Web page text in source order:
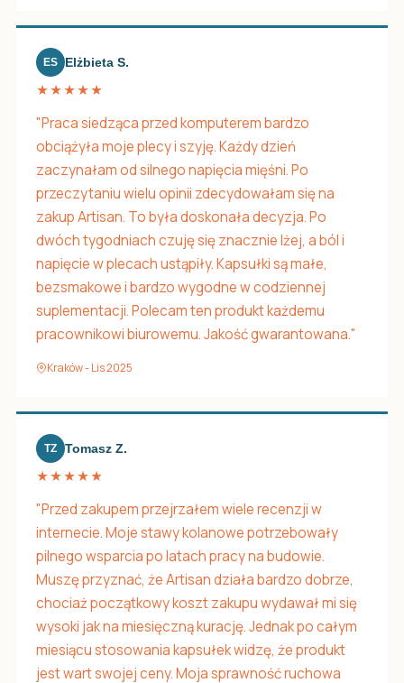
ES Elżbieta S.
★★★★★
"Praca siedząca przed komputerem bardzo
obciążyła moje plecy i szyję. Każdy dzień
zaczynałam od silnego napięcia mięśni. Po
przeczytaniu wielu opinii zdecydowałam się na
zakup Artisan. To była doskonała decyzja. Po
dwóch tygodniach czuję się znacznie lżej, a ból i
napięcie w plecach ustąpiły. Kapsułki są małe,
bezsmakowe i bardzo wygodne w codziennej
suplementacji. Polecam ten produkt każdemu
pracownikowi biurowemu. Jakość gwarantowana."
Kraków - Lis 2025
TZ Tomasz Z.
★★★★★
"Przed zakupem przejrzałem wiele recenzji w
internecie. Moje stawy kolanowe potrzebowały
pilnego wsparcia po latach pracy na budowie.
Muszę przyznać, że Artisan działa bardzo dobrze,
chociaż początkowy koszt zakupu wydawał mi się
wysoki jak na miesięczną kurację. Jednak po całym
miesiącu stosowania kapsułek widzę, że produkt
jest wart swojej ceny. Moja sprawność ruchowa